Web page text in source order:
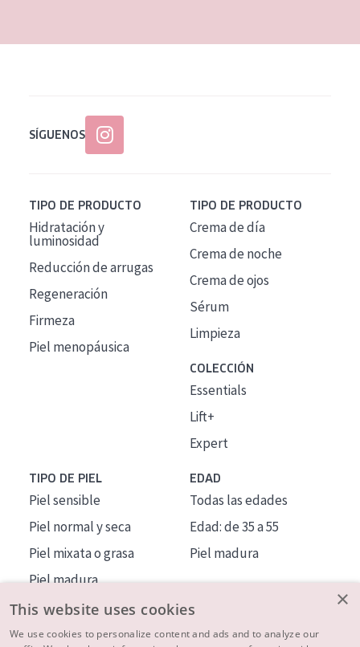
SÍGUENOS
TIPO DE PRODUCTO
Hidratación y
luminosidad
Reducción de arrugas
Regeneración
Firmeza
Piel menopáusica
TIPO DE PRODUCTO
Crema de día
Crema de noche
Crema de ojos
Sérum
Limpieza
COLECCIÓN
Essentials
Lift+
Expert
TIPO DE PIEL
Piel sensible
Piel normal y seca
Piel mixata o grasa
Piel madura
Piel expuesta al sol
Piel menopáusica
EDAD
Todas las edades
Edad: de 35 a 55
Piel madura
×
This website uses cookies
We use cookies to personalize content and ads and to analyze our